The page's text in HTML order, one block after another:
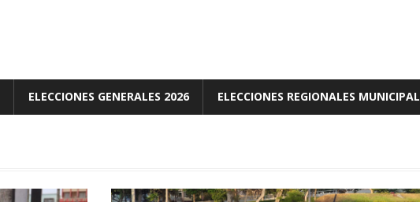
ELECCIONES GENERALES 2026 ELECCIONES REGIONALES